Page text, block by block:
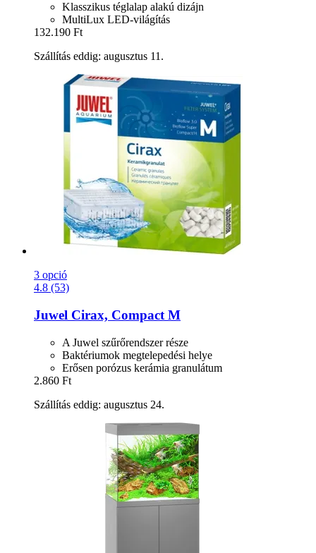
Klasszikus téglalap alakú dizájn
MultiLux LED-világítás
132.190 Ft
Szállítás eddig: augusztus 11.
3 opció
4.8 (53)
Juwel Cirax, Compact M
A Juwel szűrőrendszer része
Baktériumok megtelepedési helye
Erősen porózus kerámia granulátum
2.860 Ft
Szállítás eddig: augusztus 24.